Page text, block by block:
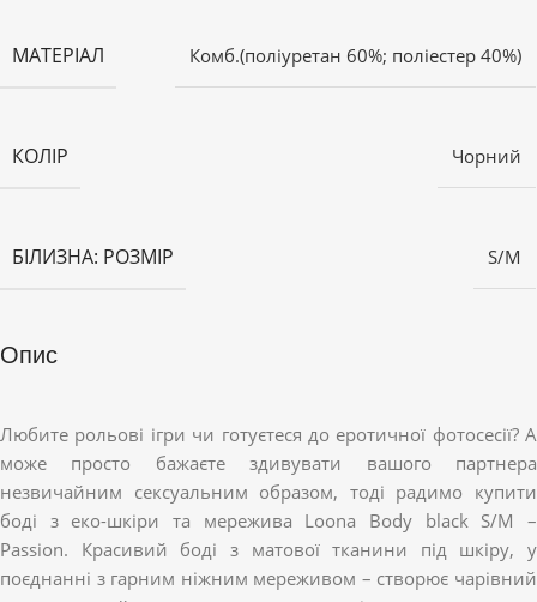
МАТЕРІАЛ Комб.(поліуретан 60%; поліестер 40%)
КОЛІР Чорний
БІЛИЗНА: РОЗМІР S/M
Опис
Любите рольові ігри чи готуєтеся до еротичної фотосесії? А
може просто бажаєте здивувати вашого партнера
незвичайним сексуальним образом, тоді радимо купити
боді з еко-шкіри та мережива Loona Body black S/M –
Passion. Красивий боді з матової тканини під шкіру, у
поєднанні з гарним ніжним мереживом – створює чарівний